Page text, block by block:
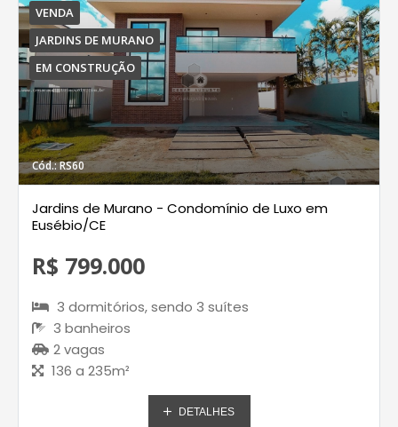
VENDA
JARDINS DE MURANO
EM CONSTRUÇÃO
Cód.: RS60
Jardins de Murano - Condomínio de Luxo em
Eusébio/CE
R$ 799.000
3 dormitórios, sendo 3 suítes
3 banheiros
2 vagas
136 a 235m²
DETALHES